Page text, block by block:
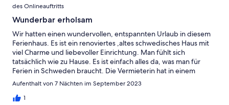
des Onlineauftritts
Wunderbar erholsam
Wir hatten einen wundervollen, entspannten Urlaub in diesem
Ferienhaus. Es ist ein renoviertes ,altes schwedisches Haus mit
viel Charme und liebevoller Einrichtung. Man fühlt sich
tatsächlich wie zu Hause. Es ist einfach alles da, was man für
Ferien in Schweden braucht. Die Vermieterin hat in einem
Ordner viele Urlaubsinformationen zusammengefasst, die sehr
hilfreich waren. Wir waren mit unserem Enkel unterwegs. Er hat
die Schaukel im Kirschbaum genossen. Wir haben die Fahrräder
Aufenthalt von 7 Nächten im September 2023
1